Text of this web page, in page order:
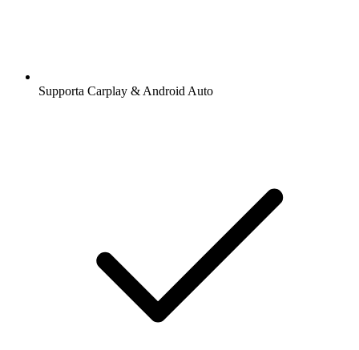
Supporta Carplay & Android Auto